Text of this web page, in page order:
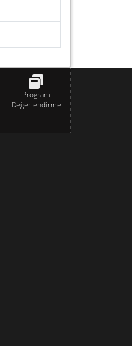
Program
Değerlendirme